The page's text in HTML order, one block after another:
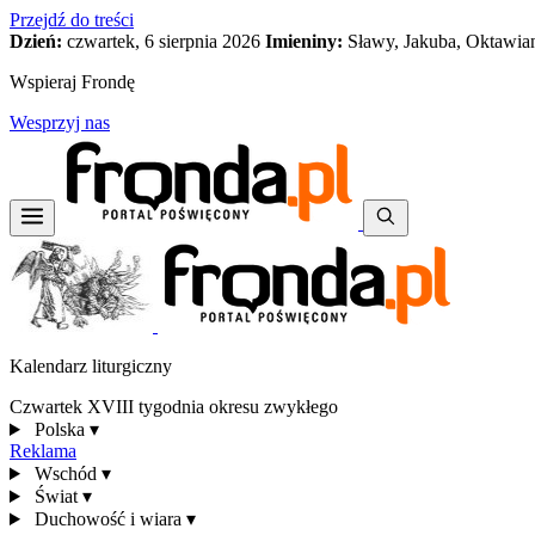
Przejdź do treści
Dzień: czwartek, 6 sierpnia 2026 Imieniny: Sławy, Jakuba,
Wspieraj Frondę
Wesprzyj nas
Kalendarz liturgiczny
Czwartek XVIII tygodnia okresu zwykłego
Polska ▾
Reklama
Wschód ▾
Świat ▾
Duchowość i wiara ▾